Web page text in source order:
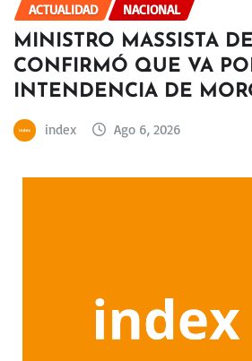
ACTUALIDAD NACIONAL
MINISTRO MASSISTA
CONFIRMÓ QUE VA
INTENDENCIA DE
index Ago 6, 2026